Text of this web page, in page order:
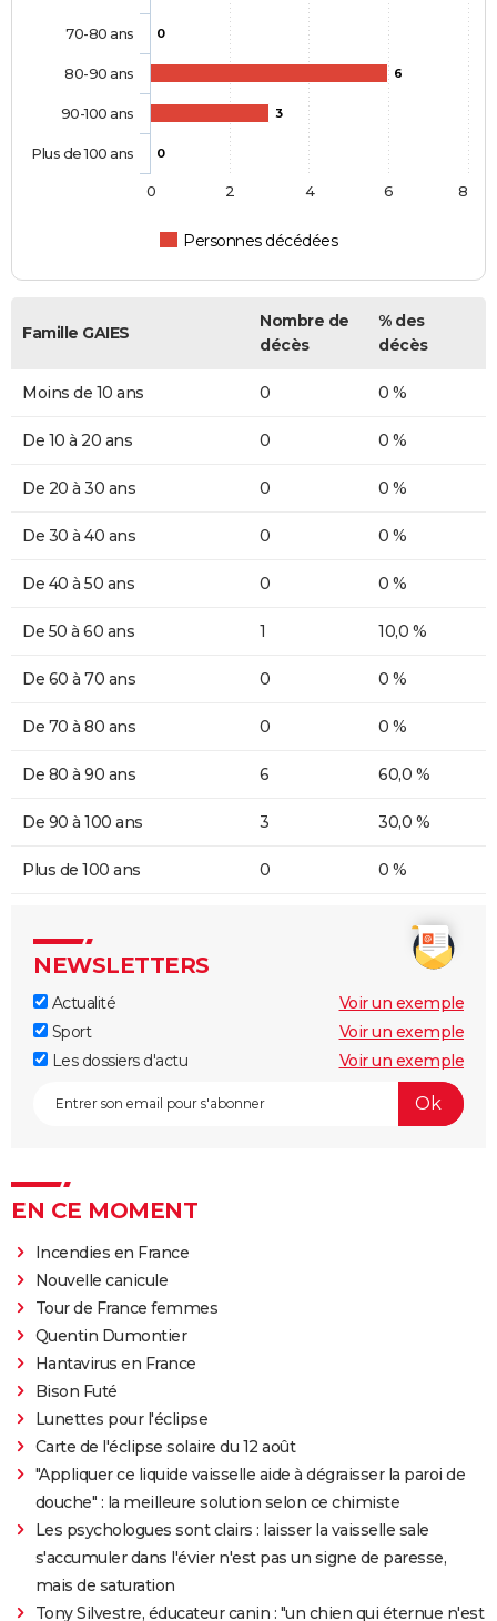
0
6
3
0
Personnes décédées
70-80 ans
80-90 ans
90-100 ans
Plus de 100 ans
0 2 4 6 8
Famille GAIES
Nombre de
décès
% des
décès
Moins de 10 ans 0 0 %
De 10 à 20 ans 0 0 %
De 20 à 30 ans 0 0 %
De 30 à 40 ans 0 0 %
De 40 à 50 ans 0 0 %
De 50 à 60 ans 1 10,0 %
De 60 à 70 ans 0 0 %
De 70 à 80 ans 0 0 %
De 80 à 90 ans 6 60,0 %
De 90 à 100 ans 3 30,0 %
Plus de 100 ans 0 0 %
NEWSLETTERS
Actualité
Voir un exemple
Sport
Voir un exemple
Les dossiers d'actu
Voir un exemple
EN CE MOMENT
Incendies en France
Nouvelle canicule
Tour de France femmes
Quentin Dumontier
Hantavirus en France
Bison Futé
Lunettes pour l'éclipse
Carte de l'éclipse solaire du 12 août
"Appliquer ce liquide vaisselle aide à dégraisser la paroi de
douche" : la meilleure solution selon ce chimiste
Les psychologues sont clairs : laisser la vaisselle sale
s'accumuler dans l'évier n'est pas un signe de paresse,
mais de saturation
Tony Silvestre, éducateur canin : "un chien qui éternue n'est